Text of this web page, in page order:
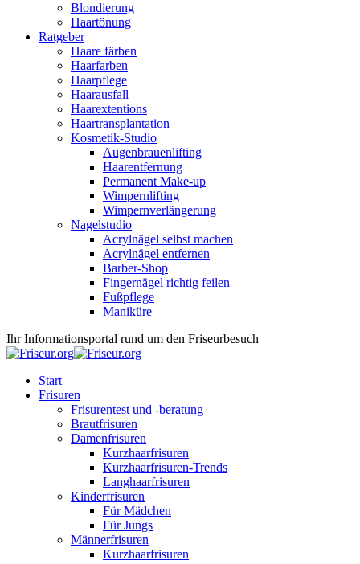
Blondierung
Haartönung
Ratgeber
Haare färben
Haarfarben
Haarpflege
Haarausfall
Haarextentions
Haartransplantation
Kosmetik-Studio
Augenbrauenlifting
Haarentfernung
Permanent Make-up
Wimpernlifting
Wimpernverlängerung
Nagelstudio
Acrylnägel selbst machen
Acrylnägel entfernen
Barber-Shop
Fingernägel richtig feilen
Fußpflege
Maniküre
Ihr Informationsportal rund um den Friseurbesuch
Start
Frisuren
Frisurentest und -beratung
Brautfrisuren
Damenfrisuren
Kurzhaarfrisuren
Kurzhaarfrisuren-Trends
Langhaarfrisuren
Kinderfrisuren
Für Mädchen
Für Jungs
Männerfrisuren
Kurzhaarfrisuren